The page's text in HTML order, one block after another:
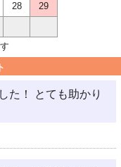
28
29
た！ とても助かり